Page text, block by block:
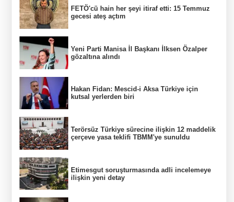
FETÖ'cü hain her şeyi itiraf etti: 15 Temmuz
gecesi ateş açtım
Yeni Parti Manisa İl Başkanı İlksen Özalper
gözaltına alındı
Hakan Fidan: Mescid-i Aksa Türkiye için
kutsal yerlerden biri
Terörsüz Türkiye sürecine ilişkin 12 maddelik
çerçeve yasa teklifi TBMM'ye sunuldu
Etimesgut soruşturmasında adli incelemeye
ilişkin yeni detay